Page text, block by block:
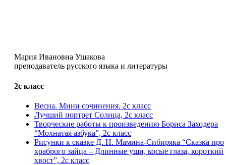
Мария Ивановна Ушакова
преподаватель русского языка и литературы
2с класс
Весна. Мини сочинения. 2с класс
Лучший портрет Солнца, 2с класс
Творческие работы к произведению Бориса Заходера
“Мохнатая азбука”, 2с класс
Рисунки к сказке Д. Н. Мамина-Сибиряка “Сказка про
храброго зайца – Длинные уши, косые глаза, короткий
хвост”, 2с класс